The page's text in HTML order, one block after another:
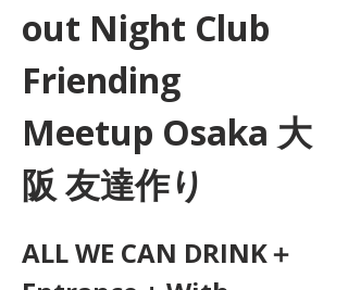
out Night Club
Friending
Meetup Osaka 大
阪 友達作り
ALL WE CAN DRINK＋